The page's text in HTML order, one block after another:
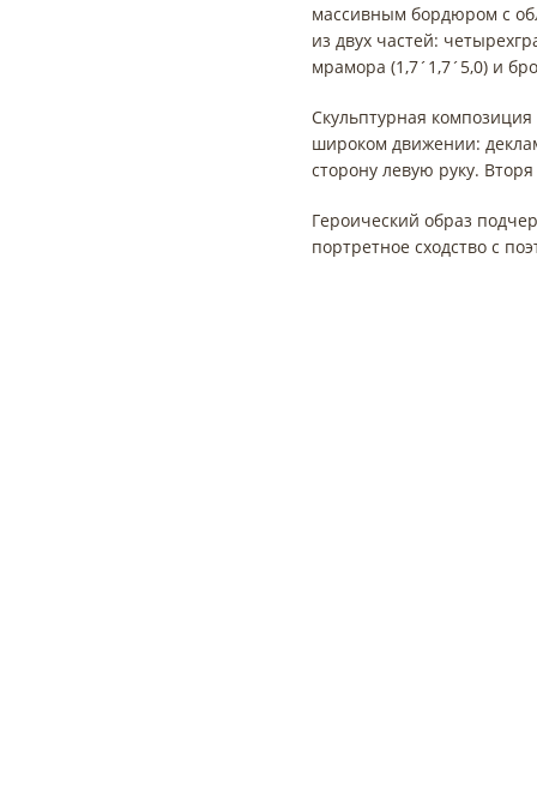
массивным бордюром с
из двух частей:
мрамора (1,7´1,7´5,0) и
Скульптурная
широком движении:
сторону левую руку.
Героический образ
портретное сходство с